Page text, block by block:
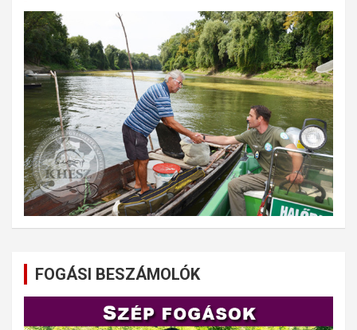
FOGÁSI BESZÁMOLÓK